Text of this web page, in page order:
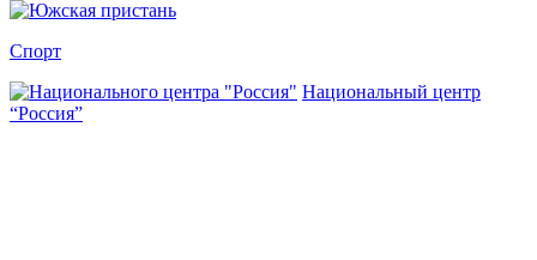
Спорт
Национальный центр
“Россия”